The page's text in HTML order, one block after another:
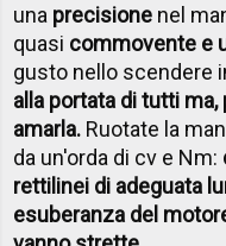
una precisione nel
quasi commovente e
gusto nello scendere
alla portata di tutti
amarla. Ruotate la
da un'orda di cv e Nm:
rettilinei di adeguata
esuberanza del